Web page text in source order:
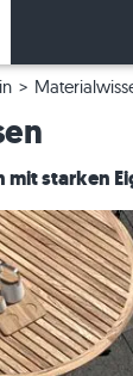
mit starken